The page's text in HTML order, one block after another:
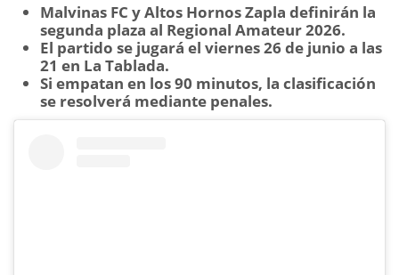
Malvinas FC y Altos Hornos Zapla definirán la
segunda plaza al Regional Amateur 2026.
El partido se jugará el viernes 26 de junio a las
21 en La Tablada.
Si empatan en los 90 minutos, la clasificación
se resolverá mediante penales.